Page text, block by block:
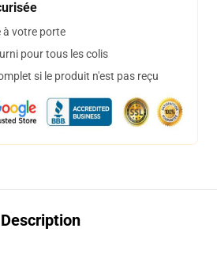
à votre porte
pour tous les colis
si le produit n'est pas reçu
Description